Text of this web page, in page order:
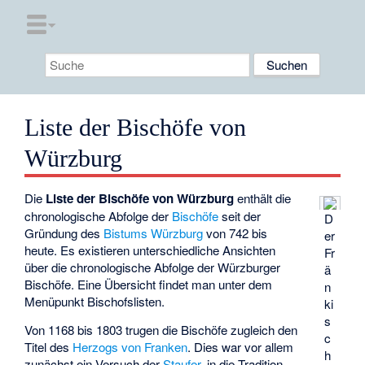
Liste der Bischöfe von
Würzburg
D
er
Fr
ä
n
ki
s
c
h
Die Liste der Bischöfe von Würzburgenthält die
chronologische Abfolge der Bischöfeseit der
Gründung des Bistums Würzburgvon 742 bis
heute. Es existieren unterschiedliche Ansichten
über die chronologische Abfolge der Würzburger
Bischöfe. Eine Übersicht findet man unter dem
Menüpunkt Bischofslisten.
Von 1168 bis 1803 trugen die Bischöfe zugleich den
Titel des Herzogs von Franken. Dies war vor allem